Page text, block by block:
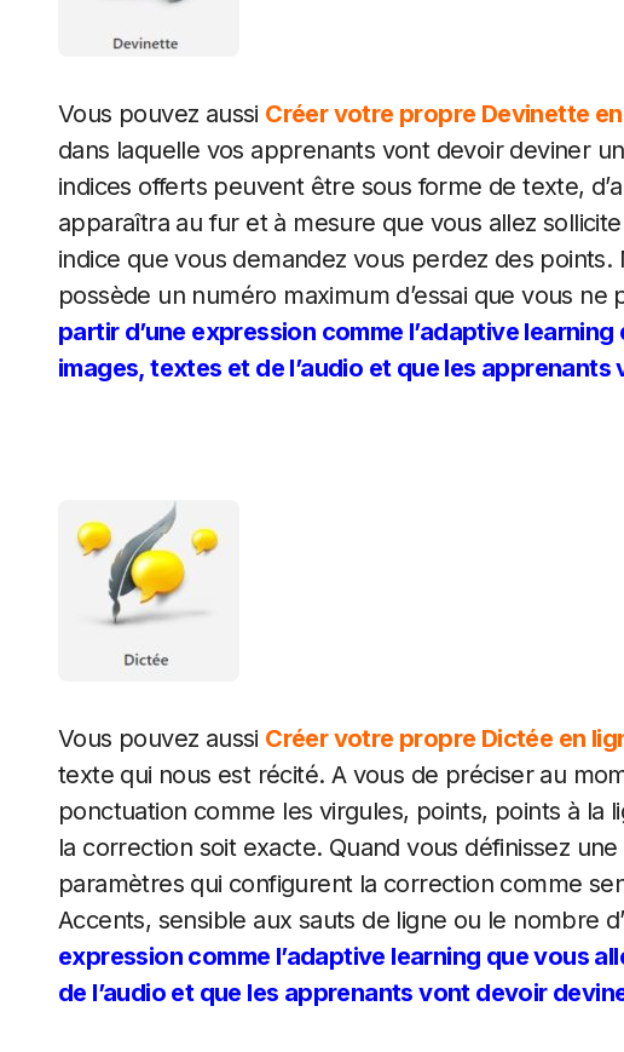
Vous pouvez aussi Créer votre propre Devinette
dans laquelle vos apprenants vont devoir deviner
indices offerts peuvent être sous forme de texte,
apparaîtra au fur et à mesure que vous allez
indice que vous demandez vous perdez des
possède un numéro maximum d’essai que vous
partir d’une expression comme l’adaptive
images, textes et de l’audio et que les
Vous pouvez aussi Créer votre propre Dictée en
texte qui nous est récité. A vous de préciser au
ponctuation comme les virgules, points, points à la
la correction soit exacte. Quand vous définissez
paramètres qui configurent la correction comme
Accents, sensible aux sauts de ligne ou le nombre
expression comme l’adaptive learning que vous
de l’audio et que les apprenants vont devoir